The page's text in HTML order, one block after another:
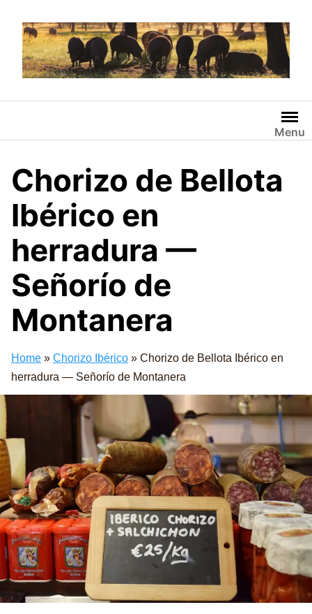
contenido
Menu
Chorizo de Bellota
Ibérico en
herradura —
Señorío de
Montanera
Home » Chorizo Ibérico » Chorizo de Bellota Ibérico en
herradura — Señorío de Montanera